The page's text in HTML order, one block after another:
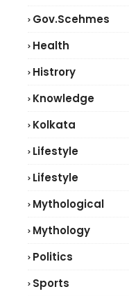
Gov.scehmes
Health
Histrory
Knowledge
Kolkata
Lifestyle
Lifestyle
Mythological
Mythology
Politics
Sports